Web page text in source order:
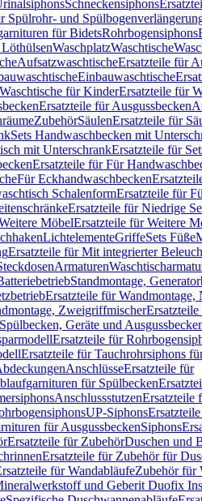
Schneckensiphons
Spülrohr- und
für BidetsRohrbogensiphons
WaschplatzWaschtische
AufsatzwaschtischeErsatzteile für
Einbauwaschtische
Waschtische für KinderErsatzteile für
Ersatzteile für Ausgussbecken
ZubehörSäulenErsatzteile für
Sets Handwaschbecken mit
mit UnterschrankErsatzteile für
Ersatzteile für Für
Für Eckhandwaschbecken
SchalenformErsatzteile für
Ersatzteile für Niedrige
MöbelErsatzteile für Weitere
LichtelementeGriffeSets Füße
Ersatzteile für Mit integrierter
Armaturen
Standmontage,
Ersatzteile für Wandmontage,
Zweigriffmischer
Geräte und
Ersatzteile für
Ersatzteile für Tauchrohrsiphons
AnschlüsseErsatzteile für
für Spülbecken
AnschlussstutzenErsatzteile
UP-Siphons
für AusgussbeckenSiphons
Ersatzteile für ZubehörDuschen und
Ersatzteile für Zubehör für
für WandabläufeZubehör für
und Geberit Duofix